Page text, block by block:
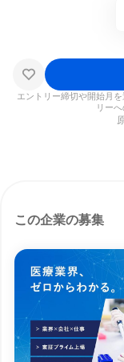
エントリー締切や開始月
リー
この企業の募集